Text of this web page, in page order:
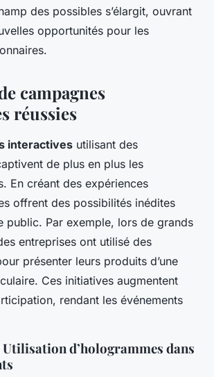
des possibles s’élargit, ouvrant
opportunités pour les
campagnes
réussies
interactives utilisant des
de plus en plus les
En créant des expériences
offrent des possibilités inédites
public. Par exemple, lors de grands
entreprises ont utilisé des
présenter leurs produits d’une
Ces initiatives augmentent
rendant les événements
Utilisation d’hologrammes dans